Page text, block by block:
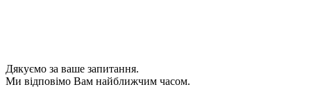
Дякуємо за ваше запитання.
Ми відповімо Вам найближчим часом.